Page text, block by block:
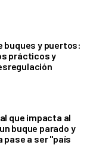
buques y puertos:
prácticos y
que impacta al
buque parado y
pase a ser "país